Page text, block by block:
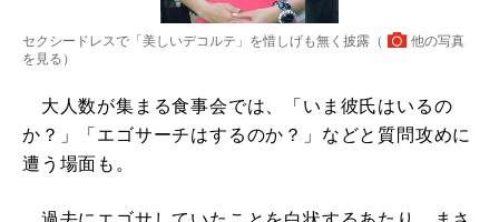
セクシードレスで「美しいデコルテ」を惜しげも無く披露（
他の写真
を見る ）
大人数が集まる食事会では、「いま彼氏はいるの
か？」「エゴサーチはするのか？」などと質問攻めに
遭う場面も。